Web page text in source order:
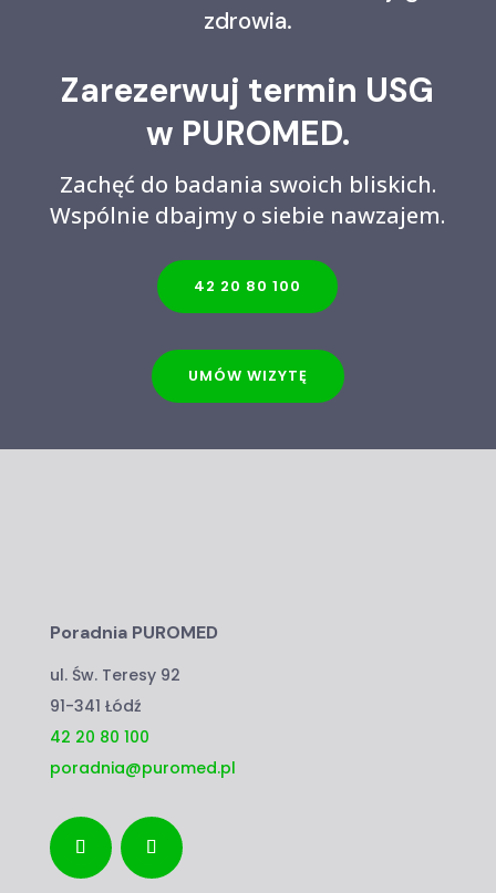
zdrowia.
Zarezerwuj termin USG
w PUROMED.
Zachęć do badania swoich bliskich.
Wspólnie dbajmy o siebie nawzajem.
42 20 80 100
UMÓW WIZYTĘ
Poradnia PUROMED
ul. Św. Teresy 92
91-341 Łódź
42 20 80 100
poradnia@puromed.pl